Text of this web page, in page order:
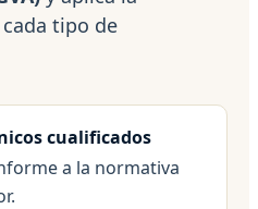
tipo de
cualificados
a la normativa